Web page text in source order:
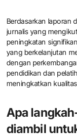
analisis data.
Kursus tentang
kemampuan jurnalis
penggunaan
data, memperluas
Berdasarkan laporan